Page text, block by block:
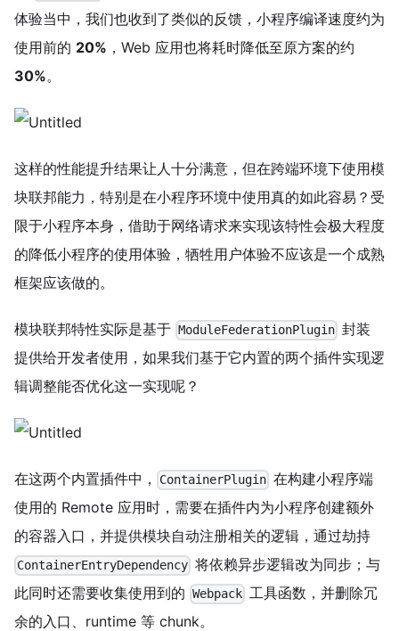
体验当中，我们也收到了类似的反馈，小程序编译速度约为
使用前的 20% ，Web 应用也将耗时降低至原方案的约
30%。
这样的性能提升结果让人十分满意，但在跨端环境下使用模
块联邦能力，特别是在小程序环境中使用真的如此容易？受
限于小程序本身，借助于网络请求来实现该特性会极大程度
的降低小程序的使用体验，牺牲用户体验不应该是一个成熟
框架应该做的。
模块联邦特性实际是基于 ModuleFederationPlugin 封装
提供给开发者使用，如果我们基于它内置的两个插件实现逻
辑调整能否优化这一实现呢？
在这两个内置插件中， ContainerPlugin 在构建小程序端
使用的 Remote 应用时，需要在插件内为小程序创建额外
的容器入口，并提供模块自动注册相关的逻辑，通过劫持
ContainerEntryDependency 将依赖异步逻辑改为同步；与
此同时还需要收集使用到的 Webpack 工具函数，并删除冗
余的入口、runtime 等 chunk。